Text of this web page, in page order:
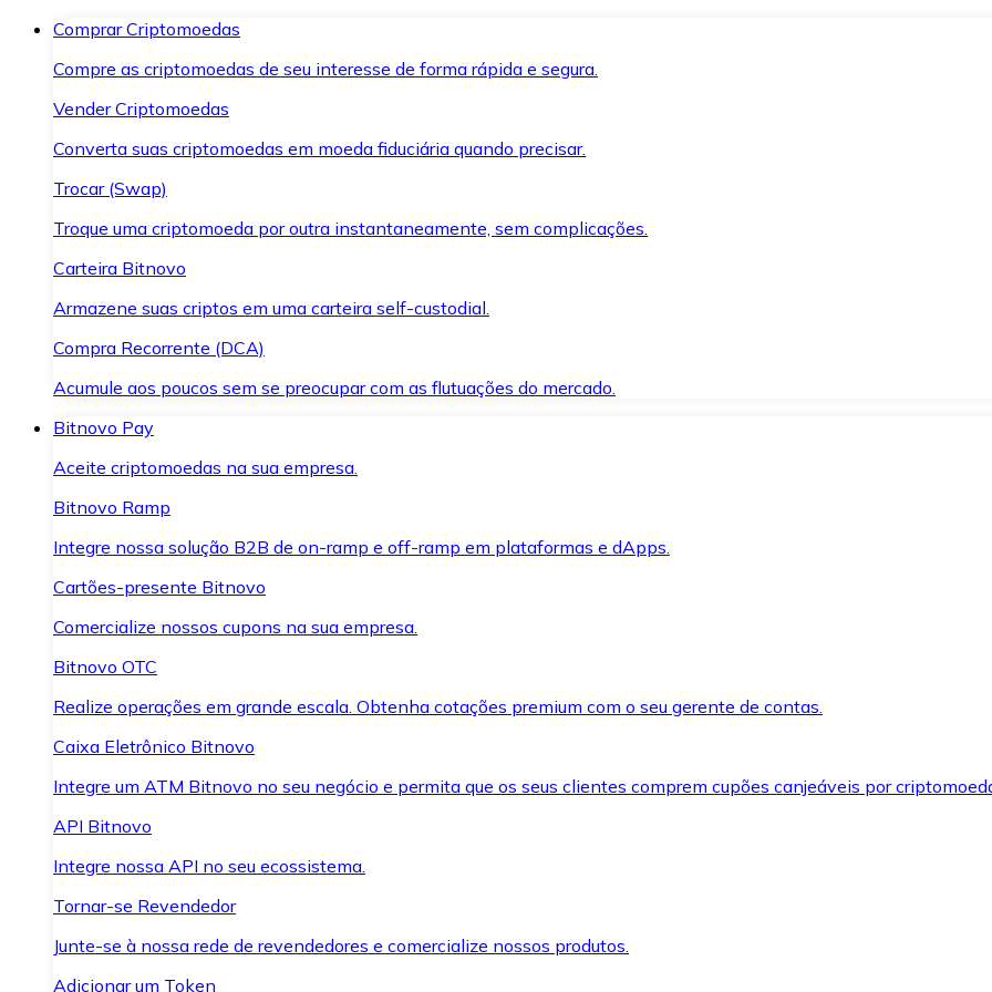
Comprar Criptomoedas
Compre as criptomoedas de seu interesse de forma rápida e segura.
Vender Criptomoedas
Converta suas criptomoedas em moeda fiduciária quando precisar.
Trocar (Swap)
Troque uma criptomoeda por outra instantaneamente, sem complicações.
Carteira Bitnovo
Armazene suas criptos em uma carteira self-custodial.
Compra Recorrente (DCA)
Acumule aos poucos sem se preocupar com as flutuações do mercado.
Bitnovo Pay
Aceite criptomoedas na sua empresa.
Bitnovo Ramp
Integre nossa solução B2B de on-ramp e off-ramp em plataformas e dApps.
Cartões-presente Bitnovo
Comercialize nossos cupons na sua empresa.
Bitnovo OTC
Realize operações em grande escala. Obtenha cotações premium com o seu gerente de contas.
Caixa Eletrônico Bitnovo
Integre um ATM Bitnovo no seu negócio e permita que os seus clientes comprem cupões canjeáveis por
API Bitnovo
Integre nossa API no seu ecossistema.
Tornar-se Revendedor
Junte-se à nossa rede de revendedores e comercialize nossos produtos.
Adicionar um Token